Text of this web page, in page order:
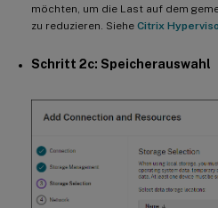
möchten, um die Last auf dem
zu reduzieren. Siehe Citrix
Schritt 2c: Speicherauswahl